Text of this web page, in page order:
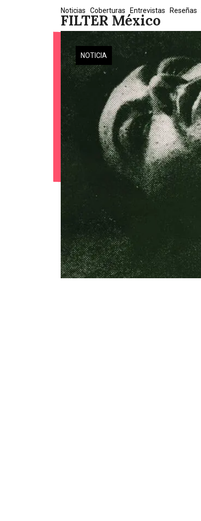
FILTER México
Noticias Coberturas Entrevistas Reseñas
NOTICIA